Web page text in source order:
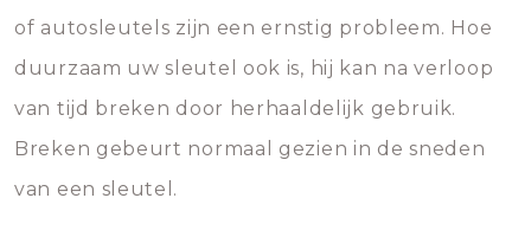
of autosleutels zijn een ernstig probleem. Hoe
duurzaam uw sleutel ook is, hij kan na verloop
van tijd breken door herhaaldelijk gebruik.
Breken gebeurt normaal gezien in de sneden
van een sleutel.